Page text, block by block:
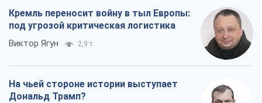
Кремль переносит войну в тыл Европы:
под угрозой критическая логистика
Виктор Ягун 2,9 т.
На чьей стороне истории выступает
Дональд Трамп?